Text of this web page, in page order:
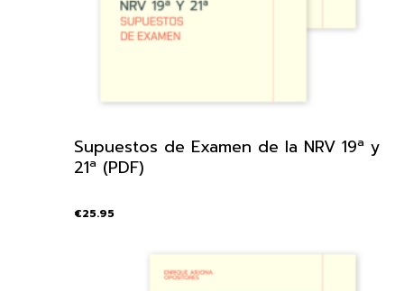
Supuestos de Examen de la NRV 19ª y
21ª (PDF)
€25.95